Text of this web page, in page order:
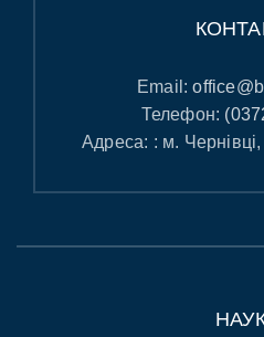
Email:
Телефон:
Адреса: : м.